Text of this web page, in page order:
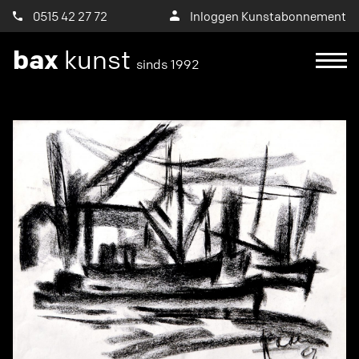
0515 42 27 72 Inloggen Kunstabonnement
bax kunst sinds 1992